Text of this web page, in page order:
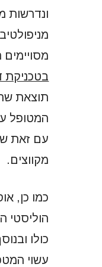
ונדרשות
בטכניקת
תוצאת
המטופל
עם זאת
מקווצים.
כמו כן,
הוליסטי
כולו
עשוי